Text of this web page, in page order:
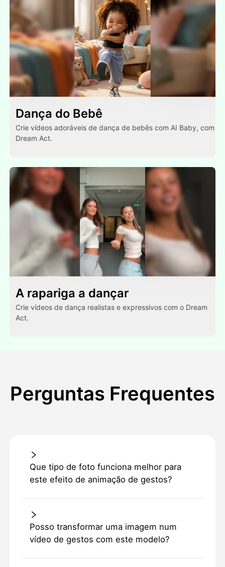
Dança do Bebê
Crie vídeos adoráveis de dança de bebês com AI Baby, com
Dream Act.
A rapariga a dançar
Crie vídeos de dança realistas e expressivos com o Dream
Act.
Perguntas Frequentes
Que tipo de foto funciona melhor para
este efeito de animação de gestos?
Posso transformar uma imagem num
vídeo de gestos com este modelo?